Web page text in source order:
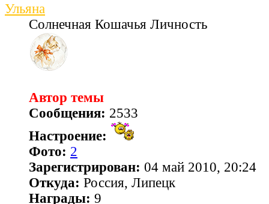
Ульяна
Солнечная Кошачья Личность
Автор темы
Сообщения: 2533
Настроение:
Фото: 2
Зарегистрирован: 04 май 2010, 20:24
Откуда: Россия, Липецк
Награды: 9